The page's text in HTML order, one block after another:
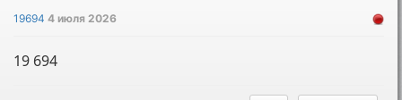
196944 июля 2026
19 694